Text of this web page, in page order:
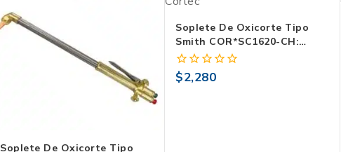
Soplete De Oxicorte Tipo
Soplete De Oxicorte Tipo
Smith COR*SC1620-CH:
Rendimiento Superior
0
$2,280